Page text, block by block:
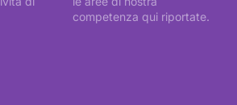
competenza qui riportate.